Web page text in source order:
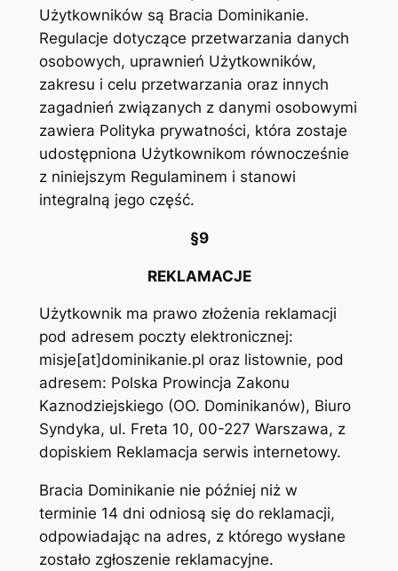
Użytkowników są Bracia Dominikanie.
Regulacje dotyczące przetwarzania danych
osobowych, uprawnień Użytkowników,
zakresu i celu przetwarzania oraz innych
zagadnień związanych z danymi osobowymi
zawiera Polityka prywatności, która zostaje
udostępniona Użytkownikom równocześnie
z niniejszym Regulaminem i stanowi
integralną jego część.
§9
REKLAMACJE
Użytkownik ma prawo złożenia reklamacji
pod adresem poczty elektronicznej:
misje[at]dominikanie.pl oraz listownie, pod
adresem: Polska Prowincja Zakonu
Kaznodziejskiego (OO. Dominikanów), Biuro
Syndyka, ul. Freta 10, 00-227 Warszawa, z
dopiskiem Reklamacja serwis internetowy.
Bracia Dominikanie nie później niż w
terminie 14 dni odniosą się do reklamacji,
odpowiadając na adres, z którego wysłane
zostało zgłoszenie reklamacyjne.